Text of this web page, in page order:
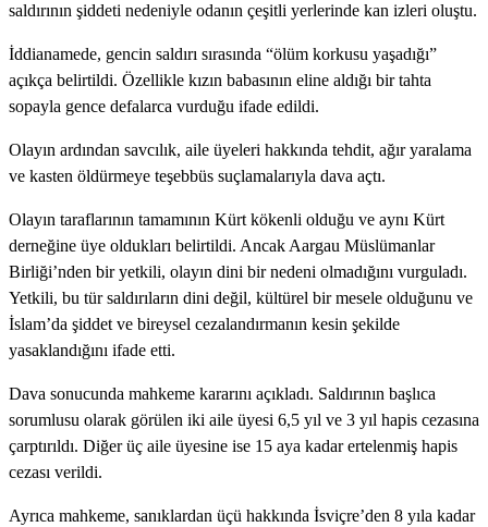
saldırının şiddeti nedeniyle odanın çeşitli yerlerinde kan izleri oluştu.
İddianamede, gencin saldırı sırasında “ölüm korkusu yaşadığı”
açıkça belirtildi. Özellikle kızın babasının eline aldığı bir tahta
sopayla gence defalarca vurduğu ifade edildi.
Olayın ardından savcılık, aile üyeleri hakkında tehdit, ağır yaralama
ve kasten öldürmeye teşebbüs suçlamalarıyla dava açtı.
Olayın taraflarının tamamının Kürt kökenli olduğu ve aynı Kürt
derneğine üye oldukları belirtildi. Ancak Aargau Müslümanlar
Birliği’nden bir yetkili, olayın dini bir nedeni olmadığını vurguladı.
Yetkili, bu tür saldırıların dini değil, kültürel bir mesele olduğunu ve
İslam’da şiddet ve bireysel cezalandırmanın kesin şekilde
yasaklandığını ifade etti.
Dava sonucunda mahkeme kararını açıkladı. Saldırının başlıca
sorumlusu olarak görülen iki aile üyesi 6,5 yıl ve 3 yıl hapis cezasına
çarptırıldı. Diğer üç aile üyesine ise 15 aya kadar ertelenmiş hapis
cezası verildi.
Ayrıca mahkeme, sanıklardan üçü hakkında İsviçre’den 8 yıla kadar